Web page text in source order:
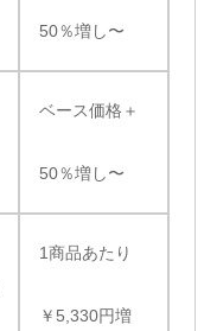
50％増し〜
ベース価格＋
50％増し〜
1商品あたり
￥5,330円増